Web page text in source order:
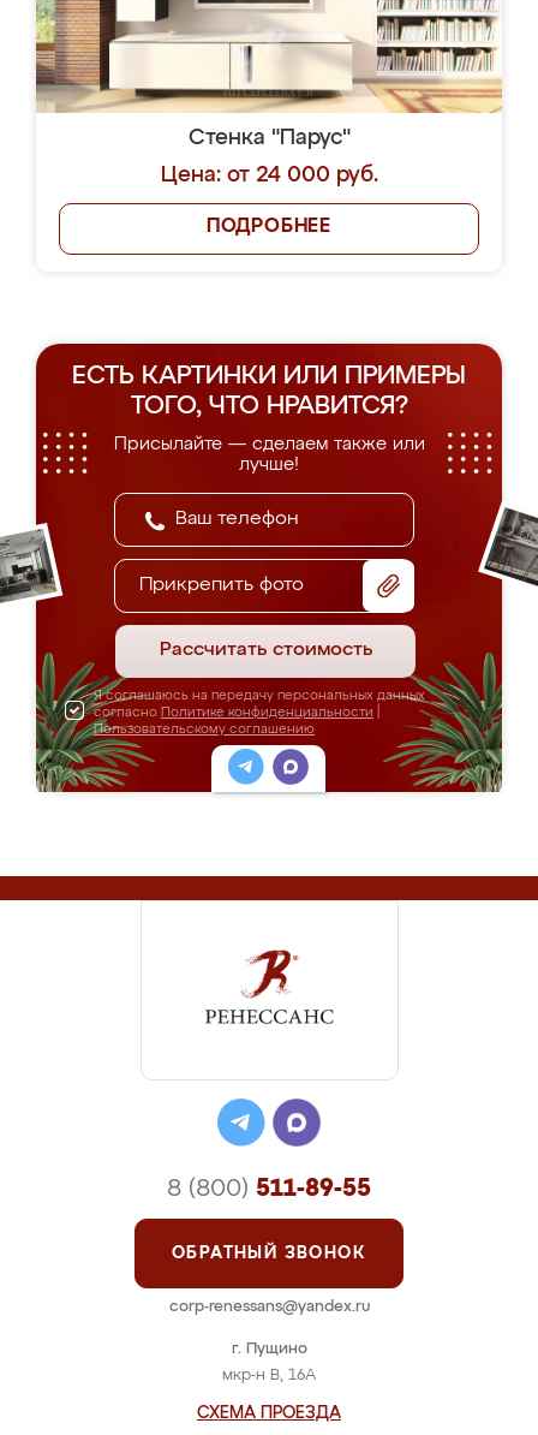
Стенка "Парус"
Цена: от 24 000 руб.
ПОДРОБНЕЕ
ЕСТЬ КАРТИНКИ ИЛИ ПРИМЕРЫ
ТОГО, ЧТО НРАВИТСЯ?
Присылайте — сделаем также или
лучше!
Прикрепить фото
Рассчитать стоимость
Я соглашаюсь на передачу персональных данных
согласно Политике конфиденциальности
Пользовательскому соглашению
г. Пущино
мкр-н В, 16А
СХЕМА ПРОЕЗДА
8 (800) 511-89-55
ОБРАТНЫЙ ЗВОНОК
corp-renessans@yandex.ru